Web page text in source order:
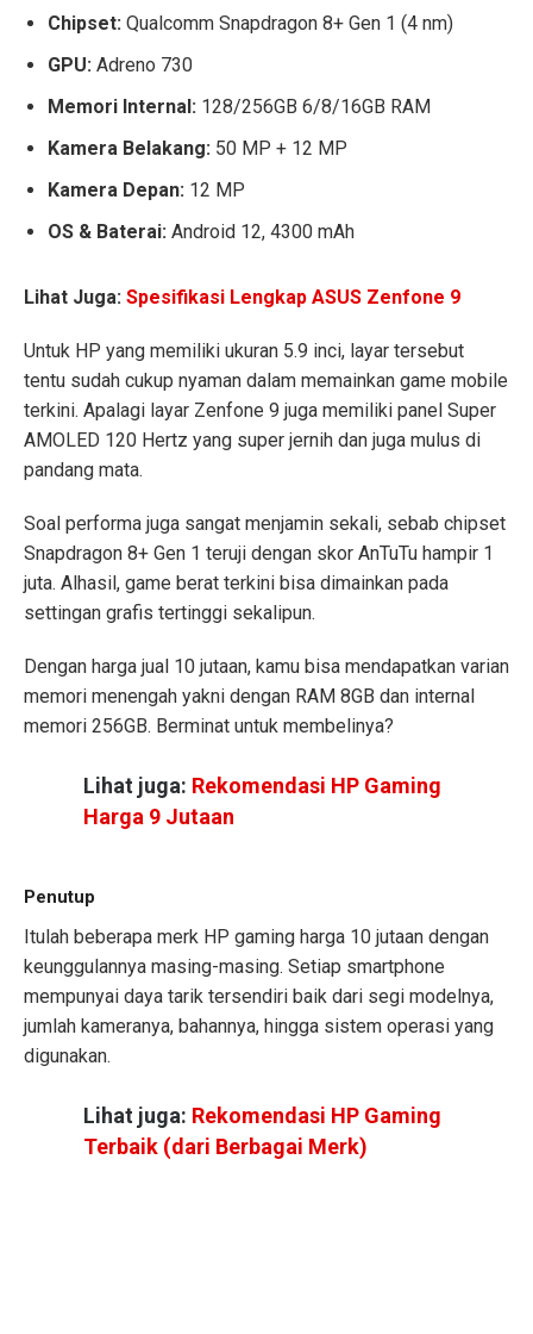
Chipset: Qualcomm Snapdragon 8+ Gen 1 (4 nm)
GPU: Adreno 730
Memori Internal: 128/256GB 6/8/16GB RAM
Kamera Belakang: 50 MP + 12 MP
Kamera Depan: 12 MP
OS & Baterai: Android 12, 4300 mAh
Lihat Juga: Spesifikasi Lengkap ASUS Zenfone 9
Untuk HP yang memiliki ukuran 5.9 inci, layar tersebut
tentu sudah cukup nyaman dalam memainkan game mobile
terkini. Apalagi layar Zenfone 9 juga memiliki panel Super
AMOLED 120 Hertz yang super jernih dan juga mulus di
pandang mata.
Soal performa juga sangat menjamin sekali, sebab chipset
Snapdragon 8+ Gen 1 teruji dengan skor AnTuTu hampir 1
juta. Alhasil, game berat terkini bisa dimainkan pada
settingan grafis tertinggi sekalipun.
Dengan harga jual 10 jutaan, kamu bisa mendapatkan varian
memori menengah yakni dengan RAM 8GB dan internal
memori 256GB. Berminat untuk membelinya?
Lihat juga: Rekomendasi HP Gaming
Harga 9 Jutaan
Penutup
Itulah beberapa merk HP gaming harga 10 jutaan dengan
keunggulannya masing-masing. Setiap smartphone
mempunyai daya tarik tersendiri baik dari segi modelnya,
jumlah kameranya, bahannya, hingga sistem operasi yang
digunakan.
Lihat juga: Rekomendasi HP Gaming
Terbaik (dari Berbagai Merk)